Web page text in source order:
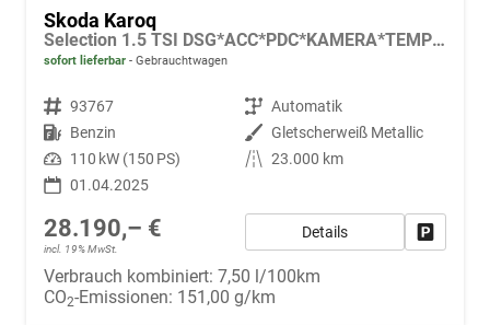
Skoda Karoq
Selection 1.5 TSI DSG*ACC*PDC*KAMERA*TEMPOMAT*LED*SMARTLINK*KLIMA*RADIO*17-ZOLL
sofort lieferbar Gebrauchtwagen
Fahrzeugnr. 93767 Getriebe Automatik
Kraftstoff Benzin Außenfarbe Gletscherweiß Metallic
Leistung 110 kW (150 PS) Kilometerstand 23.000 km
01.04.2025
28.190,– €
incl. 19% MwSt.
Details
Verbrauch kombiniert: 7,50 l/100km
CO2-Emissionen: 151,00 g/km